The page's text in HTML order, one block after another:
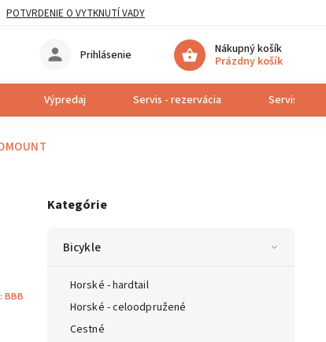
POTVRDENIE O VYTKNUTÍ VADY
Nákupný košík
Prázdny košík
Prihlásenie
Výpredaj Servis - rezervácia Servis
Kategórie
Bicykle
Horské - hardtail
Horské - celoodpružené
Cestné
BBB